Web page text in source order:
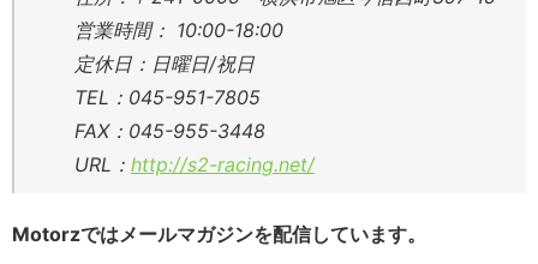
営業時間： 10:00-18:00
定休日：日曜日/祝日
TEL：045-951-7805
FAX：045-955-3448
URL： http://s2-racing.net/
Motorzではメールマガジンを配信しています。